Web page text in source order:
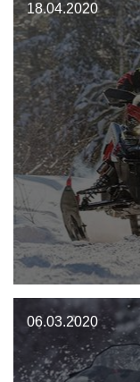
18.04.2020
06.03.2020